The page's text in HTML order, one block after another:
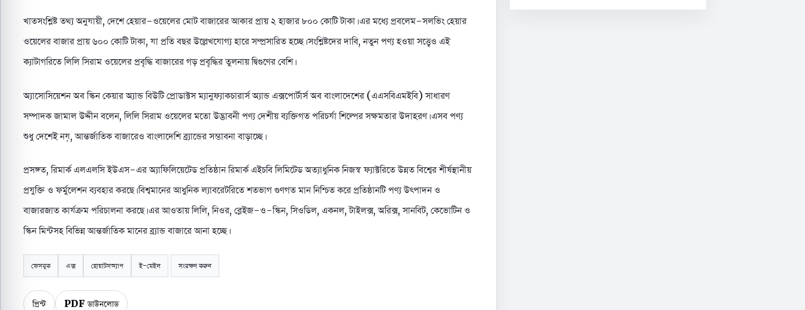
খাতসংশ্লিষ্ট তথ্য অনুযায়ী, দেশে হেয়ার-ওয়েলের মোট বাজারের আকার প্রায় ২ হাজার ৮০০ কোটি টাকা। এর মধ্যে প্রবলেম-সলভিং হেয়ার
ওয়েলের বাজার প্রায় ৬০০ কোটি টাকা, যা প্রতি বছর উল্লেখযোগ্য হারে সম্প্রসারিত হচ্ছে। সংশ্লিষ্টদের দাবি, নতুন পণ্য হওয়া সত্ত্বেও এই
ক্যাটাগরিতে লিলি সিরাম ওয়েলের প্রবৃদ্ধি বাজারের গড় প্রবৃদ্ধির তুলনায় দ্বিগুণের বেশি।
অ্যাসোসিয়েশন অব স্কিন কেয়ার অ্যান্ড বিউটি প্রোডাক্টস ম্যানুফ্যাকচারার্স অ্যান্ড এক্সপোর্টার্স অব বাংলাদেশের (এএসবিএমইবি) সাধারণ
সম্পাদক জামাল উদ্দীন বলেন, লিলি সিরাম ওয়েলের মতো উদ্ভাবনী পণ্য দেশীয় ব্যক্তিগত পরিচর্যা শিল্পের সক্ষমতার উদাহরণ। এসব পণ্য
শুধু দেশেই নয়, আন্তর্জাতিক বাজারেও বাংলাদেশি ব্র্যান্ডের সম্ভাবনা বাড়াচ্ছে।
প্রসঙ্গত, রিমার্ক এলএলসি ইউএস-এর অ্যাফিলিয়েটেড প্রতিষ্ঠান রিমার্ক এইচবি লিমিটেড অত্যাধুনিক নিজস্ব ফ্যাক্টরিতে উন্নত বিশ্বের শীর্ষস্থানীয়
প্রযুক্তি ও ফর্মুলেশন ব্যবহার করছে। বিশ্বমানের আধুনিক ল্যাবরেটরিতে শতভাগ গুণগত মান নিশ্চিত করে প্রতিষ্ঠানটি পণ্য উৎপাদন ও
বাজারজাত কার্যক্রম পরিচালনা করছে। এর আওতায় লিলি, নিওর, ব্লেইজ-ও-স্কিন, সিওডিল, একনল, টাইলক্স, অরিক্স, সানবিট, কেভোটিন ও
স্কিন মিন্টসহ বিভিন্ন আন্তর্জাতিক মানের ব্র্যান্ড বাজারে আনা হচ্ছে।
ফেসবুক এক্স হোয়াটসঅ্যাপ ই-মেইল সংরক্ষণ করুন
প্রিন্ট PDF ডাউনলোড